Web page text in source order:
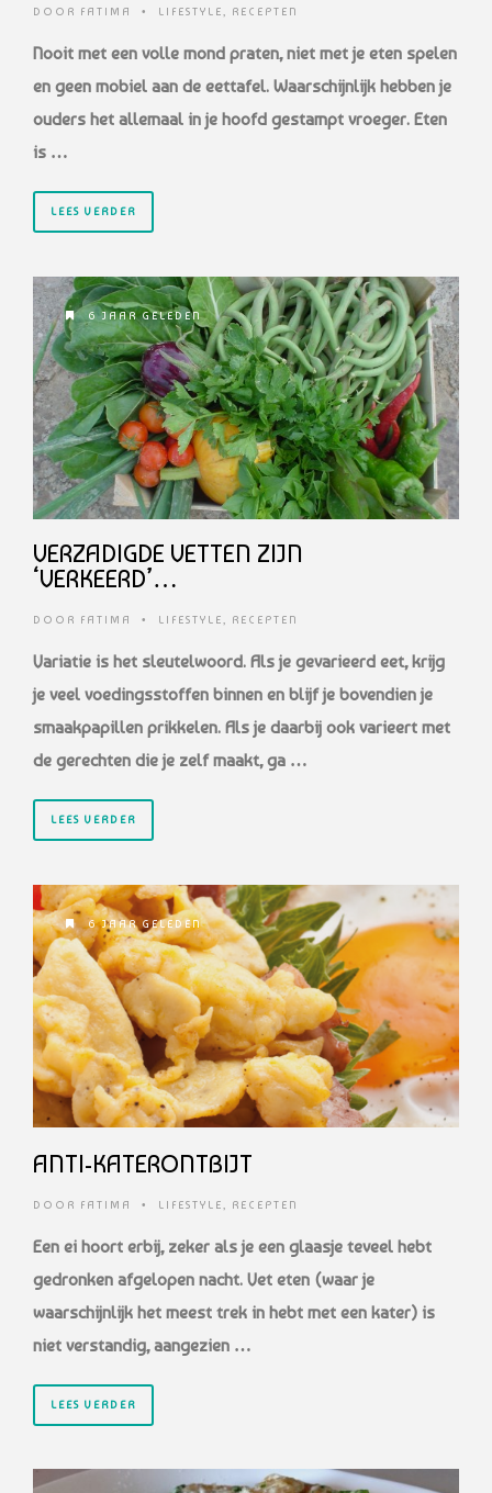
DOOR FATIMA • LIFESTYLE, RECEPTEN
Nooit met een volle mond praten, niet met je eten spelen
en geen mobiel aan de eettafel. Waarschijnlijk hebben je
ouders het allemaal in je hoofd gestampt vroeger. Eten
is …
LEES VERDER
6 JAAR GELEDEN
VERZADIGDE VETTEN ZIJN
‘VERKEERD’…
DOOR FATIMA • LIFESTYLE, RECEPTEN
Variatie is het sleutelwoord. Als je gevarieerd eet, krijg
je veel voedingsstoffen binnen en blijf je bovendien je
smaakpapillen prikkelen. Als je daarbij ook varieert met
de gerechten die je zelf maakt, ga …
LEES VERDER
6 JAAR GELEDEN
ANTI-KATERONTBIJT
DOOR FATIMA • LIFESTYLE, RECEPTEN
Een ei hoort erbij, zeker als je een glaasje teveel hebt
gedronken afgelopen nacht. Vet eten (waar je
waarschijnlijk het meest trek in hebt met een kater) is
niet verstandig, aangezien …
LEES VERDER